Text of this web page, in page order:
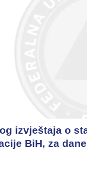
izvještaja o
BiH, za